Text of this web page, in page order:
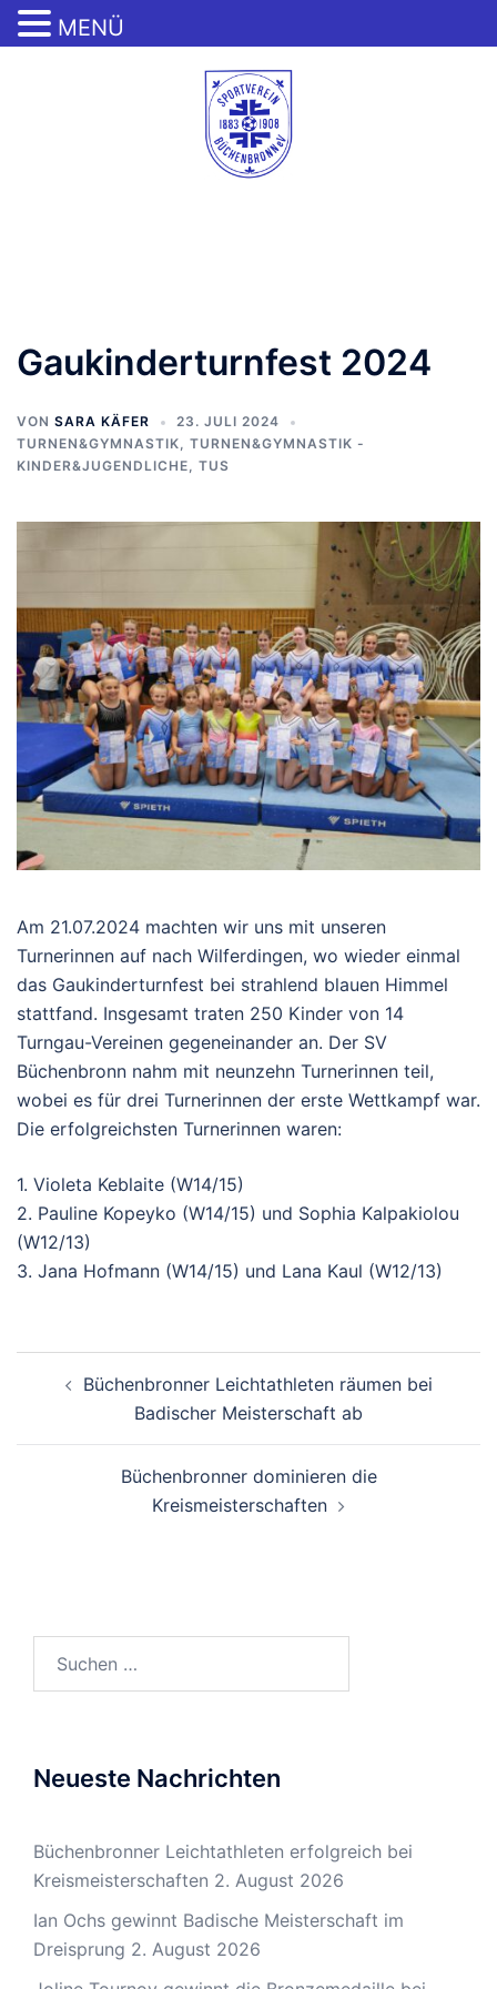
Gaukinderturnfest 2024
VON SARA KÄFER
23. JULI 2024
TURNEN&GYMNASTIK, TURNEN&GYMNASTIK -
KINDER&JUGENDLICHE, TUS
Am 21.07.2024 machten wir uns mit unseren
Turnerinnen auf nach Wilferdingen, wo wieder einmal
das Gaukinderturnfest bei strahlend blauen Himmel
stattfand. Insgesamt traten 250 Kinder von 14
Turngau-Vereinen gegeneinander an. Der SV
Büchenbronn nahm mit neunzehn Turnerinnen teil,
wobei es für drei Turnerinnen der erste Wettkampf war.
Die erfolgreichsten Turnerinnen waren:
1. Violeta Keblaite (W14/15)
2. Pauline Kopeyko (W14/15) und Sophia Kalpakiolou
(W12/13)
3. Jana Hofmann (W14/15) und Lana Kaul (W12/13)
Büchenbronner Leichtathleten räumen bei
Badischer Meisterschaft ab
Büchenbronner dominieren die
Kreismeisterschaften
nach:
Neueste Nachrichten
Büchenbronner Leichtathleten erfolgreich bei
Kreismeisterschaften 2. August 2026
Ian Ochs gewinnt Badische Meisterschaft im
Dreisprung 2. August 2026
MENÜ